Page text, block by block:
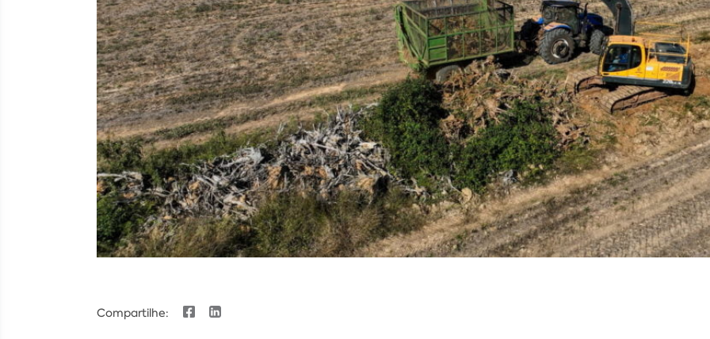
Compartilhe: